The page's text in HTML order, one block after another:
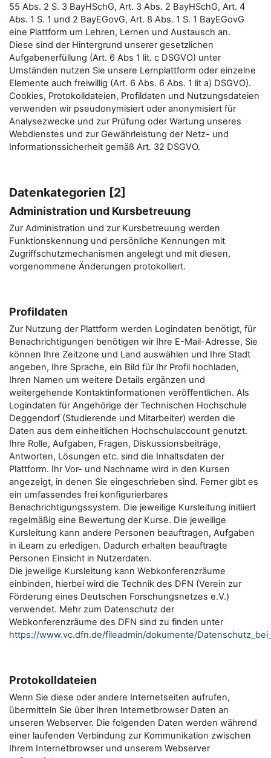
55 Abs. 2 S. 3 BayHSchG, Art. 3 Abs. 2 BayHSchG, Art. 4
Abs. 1 S. 1 und 2 BayEGovG, Art. 8 Abs. 1 S. 1 BayEGovG
eine Plattform um Lehren, Lernen und Austausch an.
Diese sind der Hintergrund unserer gesetzlichen
Aufgabenerfüllung (Art. 6 Abs 1 lit. c DSGVO) unter
Umständen nutzen Sie unsere Lernplattform oder einzelne
Elemente auch freiwillig (Art. 6 Abs. 6 Abs. 1 lit a) DSGVO).
Cookies, Protokolldateien, Profildaten und Nutzungsdateien
verwenden wir pseudonymisiert oder anonymisiert für
Analysezwecke und zur Prüfung oder Wartung unseres
Webdienstes und zur Gewährleistung der Netz- und
Informationssicherheit gemäß Art. 32 DSGVO.
Datenkategorien [2]
Administration und Kursbetreuung
Zur Administration und zur Kursbetreuung werden
Funktionskennung und persönliche Kennungen mit
Zugriffschutzmechanismen angelegt und mit diesen,
vorgenommene Änderungen protokolliert.
Profildaten
Zur Nutzung der Plattform werden Logindaten benötigt, für
Benachrichtigungen benötigen wir Ihre E-Mail-Adresse, Sie
können Ihre Zeitzone und Land auswählen und Ihre Stadt
angeben, Ihre Sprache, ein Bild für Ihr Profil hochladen,
Ihren Namen um weitere Details ergänzen und
weitergehende Kontaktinformationen veröffentlichen. Als
Logindaten für Angehörige der Technischen Hochschule
Deggendorf (Studierende und Mitarbeiter) werden die
Daten aus dem einheitlichen Hochschulaccount genutzt.
Ihre Rolle, Aufgaben, Fragen, Diskussionsbeiträge,
Antworten, Lösungen etc. sind die Inhaltsdaten der
Plattform. Ihr Vor- und Nachname wird in den Kursen
angezeigt, in denen Sie eingeschrieben sind. Ferner gibt es
ein umfassendes frei konfigurierbares
Benachrichtigungssystem. Die jeweilige Kursleitung initiiert
regelmäßig eine Bewertung der Kurse. Die jeweilige
Kursleitung kann andere Personen beauftragen, Aufgaben
in iLearn zu erledigen. Dadurch erhalten beauftragte
Personen Einsicht in Nutzerdaten.
Die jeweilige Kursleitung kann Webkonferenzräume
einbinden, hierbei wird die Technik des DFN (Verein zur
Förderung eines Deutschen Forschungsnetzes e.V.)
verwendet. Mehr zum Datenschutz der
Webkonferenzräume des DFN sind zu finden unter
https://www.vc.dfn.de/fileadmin/dokumente/
Protokolldateien
Wenn Sie diese oder andere Internetseiten aufrufen,
übermitteln Sie über Ihren Internetbrowser Daten an
unseren Webserver. Die folgenden Daten werden während
einer laufenden Verbindung zur Kommunikation zwischen
Ihrem Internetbrowser und unserem Webserver